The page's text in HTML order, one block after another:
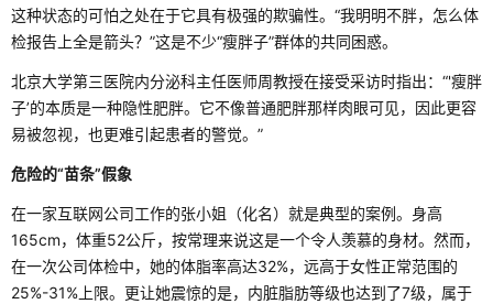
这种状态的可怕之处在于它具有极强的欺骗性。“我明明不胖，怎么体
检报告上全是箭头？”这是不少“瘦胖子”群体的共同困惑。
北京大学第三医院内分泌科主任医师周教授在接受采访时指出：“'瘦胖
子’的本质是一种隐性肥胖。它不像普通肥胖那样肉眼可见，因此更容
易被忽视，也更难引起患者的警觉。”
危险的“苗条”假象
在一家互联网公司工作的张小姐（化名）就是典型的案例。身高
165cm，体重52公斤，按常理来说这是一个令人羡慕的身材。然而，
在一次公司体检中，她的体脂率高达32%，远高于女性正常范围的
25%-31%上限。更让她震惊的是，内脏脂肪等级也达到了7级，属于